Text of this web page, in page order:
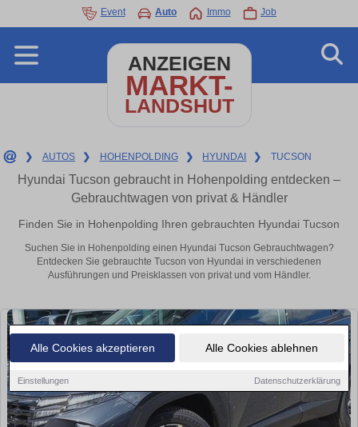
Alle Cookies akzeptieren Alle Cookies ablehnen
Einstellungen Datenschutzerklärung
Event Auto Immo Job
ANZEIGEN
MARKT-
LANDSHUT
❯ AUTOS ❯ HOHENPOLDING ❯ HYUNDAI ❯ TUCSON
Hyundai Tucson gebraucht in Hohenpolding entdecken –
Gebrauchtwagen von privat & Händler
Finden Sie in Hohenpolding Ihren gebrauchten Hyundai Tucson
Suchen Sie in Hohenpolding einen Hyundai Tucson Gebrauchtwagen?
Entdecken Sie gebrauchte Tucson von Hyundai in verschiedenen
Ausführungen und Preisklassen von privat und vom Händler.